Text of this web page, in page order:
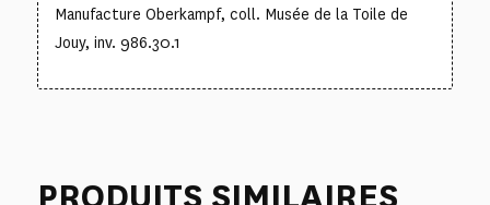
Manufacture Oberkampf, coll. Musée de la Toile de
Jouy, inv. 986.30.1